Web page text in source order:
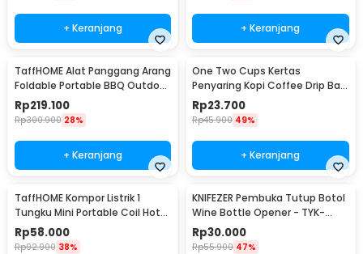
+ Keranjang + Keranjang
TaffHOME Alat Panggang Arang
Foldable Portable BBQ Outdoor
Grill Stove - HWSK77
Rp219.100
Rp300.900 28%
+ Keranjang
One Two Cups Kertas
Penyaring Kopi Coffee Drip Bag
Paper Filter 50PCS - T111
Rp23.700
Rp45.900 49%
+ Keranjang
TaffHOME Kompor Listrik 1
Tungku Mini Portable Coil Hot
Plate 500W - C1-1000-03
Rp58.000
Rp92.900 38%
KNIFEZER Pembuka Tutup Botol
Wine Bottle Opener - TYK-
074B
Rp30.000
Rp55.900 47%